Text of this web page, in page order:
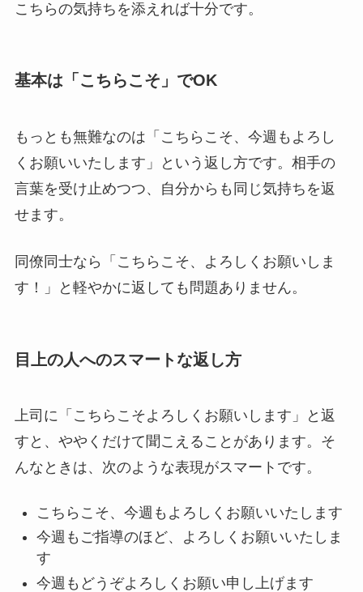
こちらの気持ちを添えれば十分です。
基本は「こちらこそ」でOK
もっとも無難なのは「こちらこそ、今週もよろし
くお願いいたします」という返し方です。相手の
言葉を受け止めつつ、自分からも同じ気持ちを返
せます。
同僚同士なら「こちらこそ、よろしくお願いしま
す！」と軽やかに返しても問題ありません。
目上の人へのスマートな返し方
上司に「こちらこそよろしくお願いします」と返
すと、ややくだけて聞こえることがあります。そ
んなときは、次のような表現がスマートです。
こちらこそ、今週もよろしくお願いいたします
今週もご指導のほど、よろしくお願いいたしま
す
今週もどうぞよろしくお願い申し上げます